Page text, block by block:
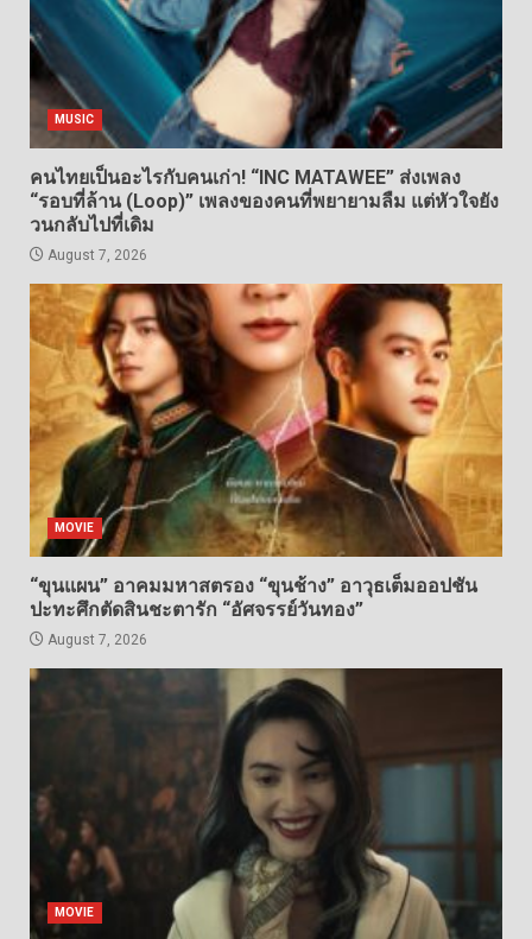
MUSIC
คนไทยเป็นอะไรกับคนเก่า! “INC MATAWEE” ส่งเพลง
“รอบที่ล้าน (Loop)” เพลงของคนที่พยายามลืม แต่หัวใจยัง
วนกลับไปที่เดิม
August 7, 2026
MOVIE
“ขุนแผน” อาคมมหาสตรอง “ขุนช้าง” อาวุธเต็มออปชัน
ปะทะศึกตัดสินชะตารัก “อัศจรรย์วันทอง”
August 7, 2026
MOVIE